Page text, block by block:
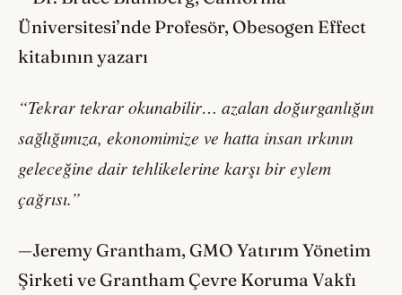
Üniversitesi’nde Profesör, Obesogen Effect
kitabının yazarı
“Tekrar tekrar okunabilir… azalan doğurganlığın
sağlığımıza, ekonomimize ve hatta insan ırkının
geleceğine dair tehlikelerine karşı bir eylem
çağrısı.”
—Jeremy Grantham, GMO Yatırım Yönetim
Şirketi ve Grantham Çevre Koruma Vakfı